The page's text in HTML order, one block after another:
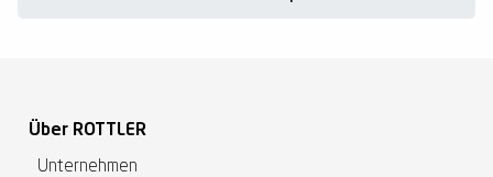
Über ROTTLER
Unternehmen